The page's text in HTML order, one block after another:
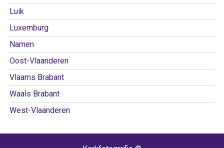
Luik
Luxemburg
Namen
Oost-Vlaanderen
Vlaams Brabant
Waals Brabant
West-Vlaanderen